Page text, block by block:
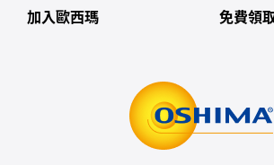
加入歐西瑪 免費領